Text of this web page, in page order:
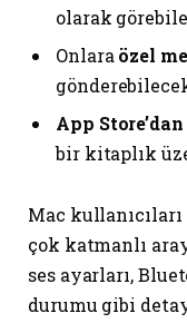
olarak
Onlara özel
App
bir kitaplık
Mac
çok katmanlı
ses ayarları,
durumu gibi